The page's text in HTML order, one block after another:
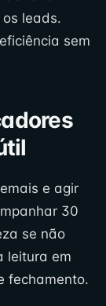
leads.
sem
e agir
30
se não
leitura em
fechamento.